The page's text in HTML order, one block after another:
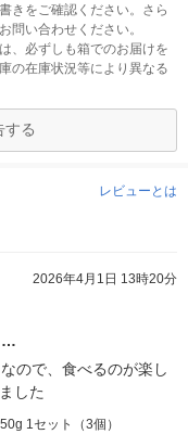
きをご確認ください。さら
問い合わせください。
、必ずしも箱でのお届けを
の在庫状況等により異なる
する
レビューとは
2026年4月1日 13時20分
…
ので、食べるのが楽し
した
1セット（3個）